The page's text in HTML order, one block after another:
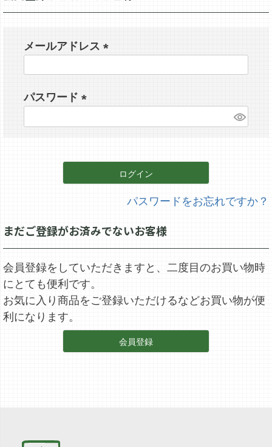
メールアドレス
パスワード
ログイン
パスワードをお忘れですか？
まだご登録がお済みでないお客様
会員登録をしていただきますと、二度目のお買い物時
にとても便利です。
お気に入り商品をご登録いただけるなどお買い物が便
利になります。
会員登録